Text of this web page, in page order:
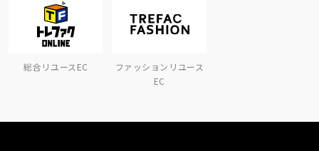
総合リユースEC
ファッションリユース
EC